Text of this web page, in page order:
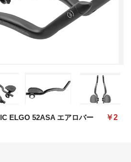
ELGO 52ASA エアロバー
￥2